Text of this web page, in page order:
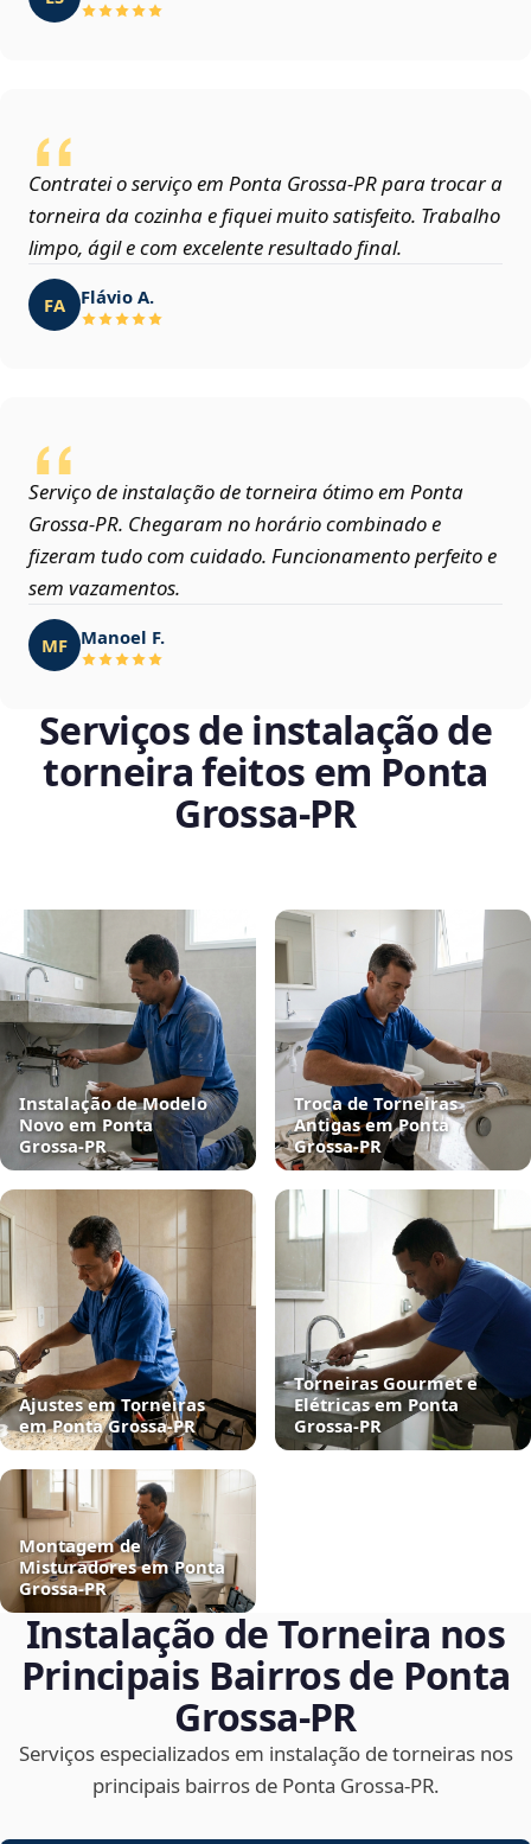
Contratei o serviço em Ponta Grossa‑PR para trocar a
torneira da cozinha e fiquei muito satisfeito. Trabalho
limpo, ágil e com excelente resultado final.
FA Flávio A.
Serviço de instalação de torneira ótimo em Ponta
Grossa‑PR. Chegaram no horário combinado e
fizeram tudo com cuidado. Funcionamento perfeito e
sem vazamentos.
MF Manoel F.
Serviços de instalação de
torneira feitos em Ponta
Grossa‑PR
Instalação de Modelo
Novo em Ponta
Grossa‑PR
Troca de Torneiras
Antigas em Ponta
Grossa‑PR
Ajustes em Torneiras
em Ponta Grossa‑PR
Torneiras Gourmet e
Elétricas em Ponta
Grossa‑PR
Montagem de
Misturadores em Ponta
Grossa‑PR
Instalação de Torneira nos
Principais Bairros de Ponta
Grossa‑PR
Serviços especializados em instalação de torneiras nos
principais bairros de Ponta Grossa‑PR.